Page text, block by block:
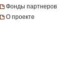
Фонды партнеров
О проекте